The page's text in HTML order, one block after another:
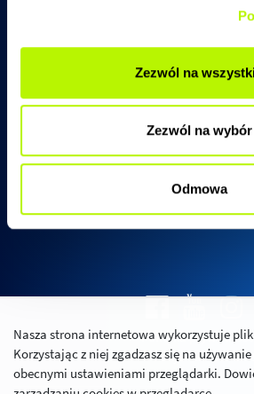
Zezwól na
Zezwól na wybór
Odmowa
Biuro sprzedaży
ul. Warszawska 18
(biurowiec SkyRes,
Pn - Pt: 08:00 - 17:00
Polityka
Relacje
Nasza strona internetowa wykorzystuje
Korzystając z niej zgadzasz się na
obecnymi ustawieniami przeglądarki.